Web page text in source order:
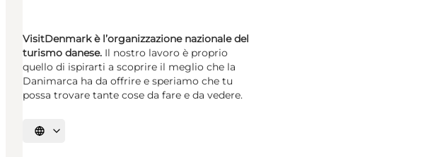
VisitDenmark è l’organizzazione nazionale del
turismo danese. Il nostro lavoro è proprio
quello di ispirarti a scoprire il meglio che la
Danimarca ha da offrire e speriamo che tu
possa trovare tante cose da fare e da vedere.
Seleziona la lingua